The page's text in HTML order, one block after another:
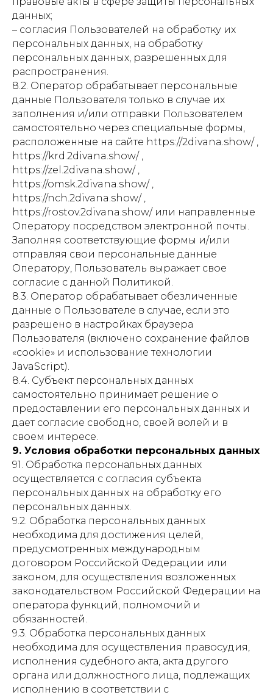
данных;
– согласия Пользователей на обработку их
персональных данных, на обработку
персональных данных, разрешенных для
распространения.
8.2. Оператор обрабатывает персональные
данные Пользователя только в случае их
заполнения и/или отправки Пользователем
самостоятельно через специальные формы,
расположенные на сайте https://2divana.show/ ,
https://krd.2divana.show/ ,
https://zel.2divana.show/ ,
https://omsk.2divana.show/ ,
https://nch.2divana.show/ ,
https://rostov.2divana.show/ или направленные
Оператору посредством электронной почты.
Заполняя соответствующие формы и/или
отправляя свои персональные данные
Оператору, Пользователь выражает свое
согласие с данной Политикой.
8.3. Оператор обрабатывает обезличенные
данные о Пользователе в случае, если это
разрешено в настройках браузера
Пользователя (включено сохранение файлов
«cookie» и использование технологии
JavaScript).
8.4. Субъект персональных данных
самостоятельно принимает решение о
предоставлении его персональных данных и
дает согласие свободно, своей волей и в
своем интересе.
9. Условия обработки персональных данных
91. Обработка персональных данных
осуществляется с согласия субъекта
персональных данных на обработку его
персональных данных.
9.2. Обработка персональных данных
необходима для достижения целей,
предусмотренных международным
договором Российской Федерации или
законом, для осуществления возложенных
законодательством Российской Федерации на
оператора функций, полномочий и
обязанностей.
9.3. Обработка персональных данных
необходима для осуществления правосудия,
исполнения судебного акта, акта другого
органа или должностного лица, подлежащих
исполнению в соответствии с